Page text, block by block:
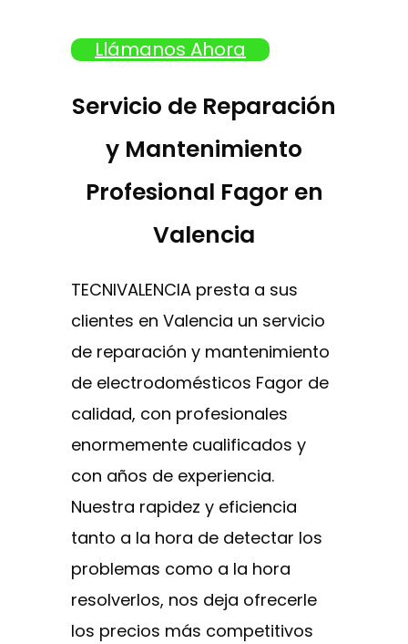
Llámanos Ahora
Servicio de Reparación
y Mantenimiento
Profesional Fagor en
Valencia
TECNIVALENCIA presta a sus
clientes en Valencia un servicio
de reparación y mantenimiento
de electrodomésticos Fagor de
calidad, con profesionales
enormemente cualificados y
con años de experiencia.
Nuestra rapidez y eficiencia
tanto a la hora de detectar los
problemas como a la hora
resolverlos, nos deja ofrecerle
los precios más competitivos